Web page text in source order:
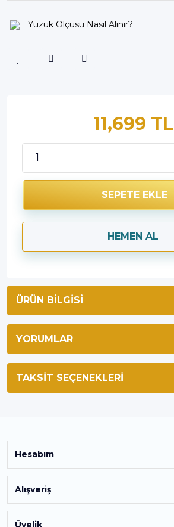
Yüzük Ölçüsü Nasıl Alınır?
11,699 TL
SEPETE EKLE
HEMEN AL
ÜRÜN BILGISI
YORUMLAR
TAKSIT SEÇENEKLERI
Hesabım
Alışveriş
Üyelik